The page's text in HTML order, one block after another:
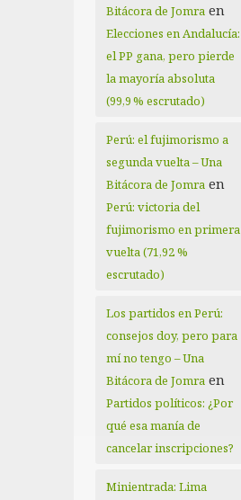
Bitácora de Jomra en
Elecciones en Andalucía:
el PP gana, pero pierde
la mayoría absoluta
(99,9 % escrutado)
Perú: el fujimorismo a
segunda vuelta – Una
Bitácora de Jomra en
Perú: victoria del
fujimorismo en primera
vuelta (71,92 %
escrutado)
Los partidos en Perú:
consejos doy, pero para
mí no tengo – Una
Bitácora de Jomra en
Partidos políticos: ¿Por
qué esa manía de
cancelar inscripciones?
Minientrada: Lima